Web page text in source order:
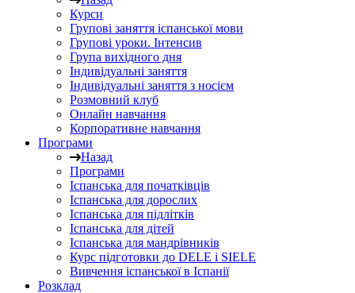
Курси
Групові заняття іспанської мови
Групові уроки. Інтенсив
Група вихідного дня
Індивідуальні заняття
Індивідуальні заняття з носієм
Розмовний клуб
Онлайн навчання
Корпоративне навчання
Програми
Назад
Програми
Іспанська для початківців
Іспанська для дорослих
Іспанська для підлітків
Іспанська для дітей
Іспанська для мандрівників
Курс підготовки до DELE і SIELE
Вивчення іспанської в Іспанії
Розклад